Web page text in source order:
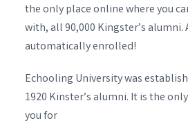
the only place online where you
with, all 90,000 Kingster’s alumni.
automatically enrolled!
Echooling University was
1920 Kinster’s alumni. It is the
you for